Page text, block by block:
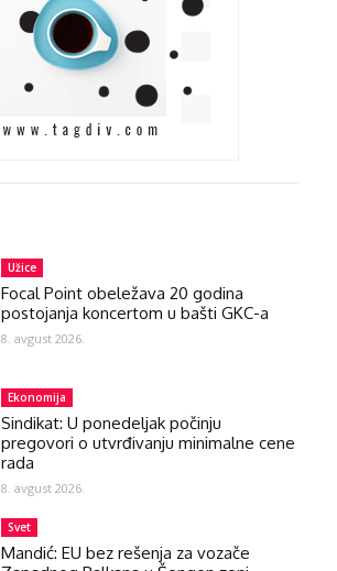
Užice
Focal Point obeležava 20 godina
postojanja koncertom u bašti GKC-a
8. avgust 2026.
Ekonomija
Sindikat: U ponedeljak počinju
pregovori o utvrđivanju minimalne cene
rada
8. avgust 2026.
Svet
Mandić: EU bez rešenja za vozače